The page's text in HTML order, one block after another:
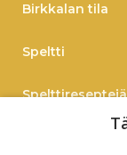
Birkkalan tila
Speltti
Spelttireseptejä